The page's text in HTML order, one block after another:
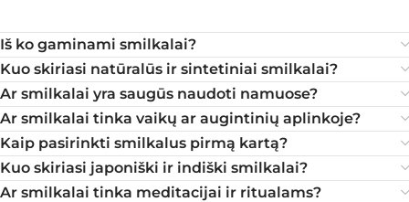
Iš ko gaminami smilkalai?
Kuo skiriasi natūralūs ir sintetiniai smilkalai?
Ar smilkalai yra saugūs naudoti namuose?
Ar smilkalai tinka vaikų ar augintinių aplinkoje?
Kaip pasirinkti smilkalus pirmą kartą?
Kuo skiriasi japoniški ir indiški smilkalai?
Ar smilkalai tinka meditacijai ir ritualams?